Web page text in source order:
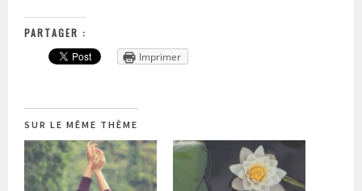
PARTAGER :
Imprimer
SUR LE MÊME THÈME